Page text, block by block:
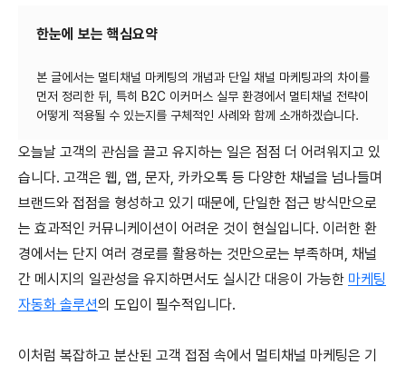
한눈에 보는 핵심요약
본 글에서는 멀티채널 마케팅의 개념과 단일 채널 마케팅과의 차이를
먼저 정리한 뒤, 특히 B2C 이커머스 실무 환경에서 멀티채널 전략이
오늘날 고객의 관심을 끌고 유지하는 일은 점점 더 어려워지고 있
습니다. 고객은 웹, 앱, 문자, 카카오톡 등 다양한 채널을 넘나들며
브랜드와 접점을 형성하고 있기 때문에, 단일한 접근 방식만으로
는 효과적인 커뮤니케이션이 어려운 것이 현실입니다. 이러한 환
경에서는 단지 여러 경로를 활용하는 것만으로는 부족하며, 채널
간 메시지의 일관성을 유지하면서도 실시간 대응이 가능한 마케팅
자동화 솔루션의 도입이 필수적입니다.
이처럼 복잡하고 분산된 고객 접점 속에서 멀티채널 마케팅은 기